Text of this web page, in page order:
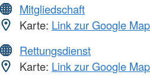
Mitgliedschaft
Karte: Link zur Google
Rettungsdienst
Karte: Link zur Google